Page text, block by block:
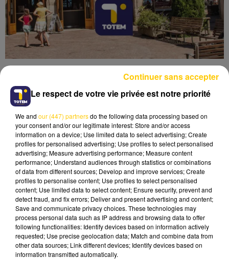
Lecture (4 min 6 sec)
4 juin 2026 - 4 min 6 sec
L'INFO DU LOT À FIGEAC LE 04/06/26 À
07H29
L'info du Lot à Figeac
Le respect de votre vie privée est notre priorité
We and our (447) partnersdo the following data processing based on
your consent and/or our legitimate interest: Store and/or access
information on a device; Use limited data to select advertising; Create
profiles for personalised advertising; Use profiles to select personalised
advertising; Measure advertising performance; Measure content
performance; Understand audiences through statistics or combinations
of data from different sources; Develop and improve services; Create
profiles to personalise content; Use profiles to select personalised
content; Use limited data to select content; Ensure security, prevent and
detect fraud, and fix errors; Deliver and present advertising and content;
Save and communicate privacy choices. These technologies may
process personal data such as IP address and browsing data to offer
following functionalities: Identify devices based on information actively
requested; Use precise geolocation data; Match and combine data from
other data sources; Link different devices; Identify devices based on
information transmitted automatically.
Continuer sans accepter